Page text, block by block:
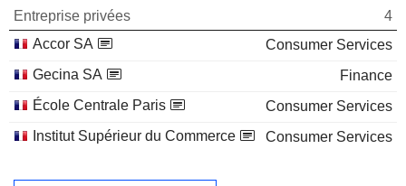
Entreprise privées
4
Accor SA
Consumer Services
Gecina SA
Finance
École Centrale Paris
Consumer Services
Institut Supérieur du Commerce
Consumer Services